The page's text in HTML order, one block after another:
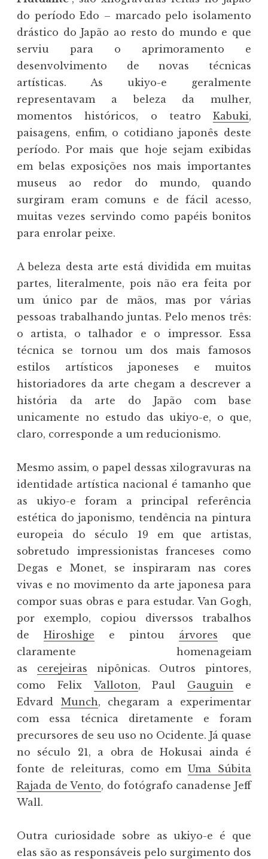
do período Edo – marcado pelo isolamento
drástico do Japão ao resto do mundo e que
serviu para o aprimoramento e
desenvolvimento de novas técnicas
artísticas. As ukiyo-e geralmente
representavam a beleza da mulher,
momentos históricos, o teatro Kabuki,
paisagens, enfim, o cotidiano japonês deste
período. Por mais que hoje sejam exibidas
em belas exposições nos mais importantes
museus ao redor do mundo, quando
surgiram eram comuns e de fácil acesso,
muitas vezes servindo como papéis bonitos
para enrolar peixe.
A beleza desta arte está dividida em muitas
partes, literalmente, pois não era feita por
um único par de mãos, mas por várias
pessoas trabalhando juntas. Pelo menos três:
o artista, o talhador e o impressor. Essa
técnica se tornou um dos mais famosos
estilos artísticos japoneses e muitos
historiadores da arte chegam a descrever a
história da arte do Japão com base
unicamente no estudo das ukiyo-e, o que,
claro, corresponde a um reducionismo.
Mesmo assim, o papel dessas xilogravuras na
identidade artística nacional é tamanho que
as ukiyo-e foram a principal referência
estética do japonismo, tendência na pintura
europeia do século 19 em que artistas,
sobretudo impressionistas franceses como
Degas e Monet, se inspiraram nas cores
vivas e no movimento da arte japonesa para
compor suas obras e para estudar. Van Gogh,
por exemplo, copiou diverssos trabalhos
de Hiroshige e pintou árvores que
claramente homenageiam
as cerejeiras nipônicas. Outros pintores,
como Felix Valloton, Paul Gauguin
e
Edvard Munch, chegaram a experimentar
com essa técnica diretamente e foram
precursores de seu uso no Ocidente. Já quase
no século 21, a obra de Hokusai ainda é
fonte de releituras, como emUma Súbita
Rajada de Vento, do fotógrafo canadense Jeff
Wall.
Outra curiosidade sobre as ukiyo-e é que
elas são as responsáveis pelo surgimento dos